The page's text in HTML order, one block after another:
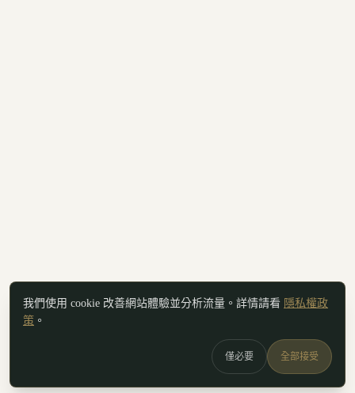
我們使用 cookie 改善網站體驗並分析流量。詳情請看 隱私權政
策 。
僅必要 全部接受